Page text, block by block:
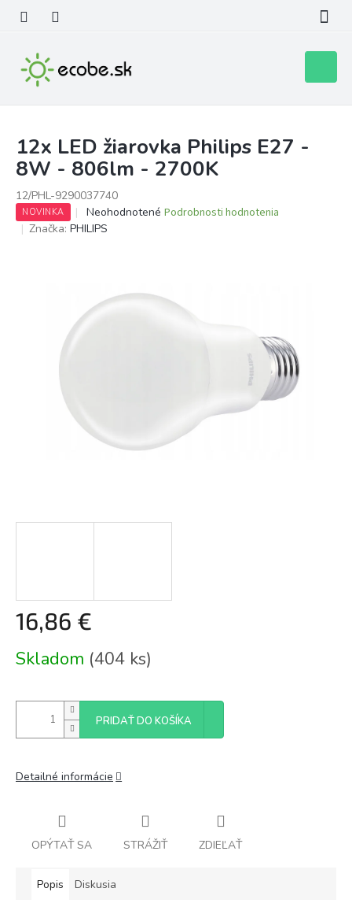
obsah
košík
12x LED žiarovka Philips E27 -
8W - 806lm - 2700K
12/PHL-9290037740
NOVINKA
Priemerné
hodnotenie
hviezdičiek.
Neohodnotené Podrobnosti hodnotenia
Značka: PHILIPS
16,86 €
cena:
Skladom (404 ks)
PRIDAŤ DO KOŠÍKA
Detailné informácie
OPÝTAŤ SA STRÁŽIŤ ZDIEĽAŤ
Popis Diskusia